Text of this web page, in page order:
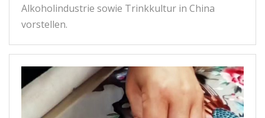
Alkoholindustrie sowie Trinkkultur in China
vorstellen.